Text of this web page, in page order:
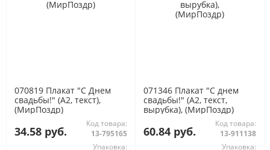
070819 Плакат "С Днем
свадьбы!" (А2, текст),
(МирПоздр)
34.58 руб.
Код товара:
13-795165
Упаковка:
071346 Плакат "С днем
свадьбы!" (А2, текст,
вырубка), (МирПоздр)
60.84 руб.
Код товара:
13-911138
Упаковка: